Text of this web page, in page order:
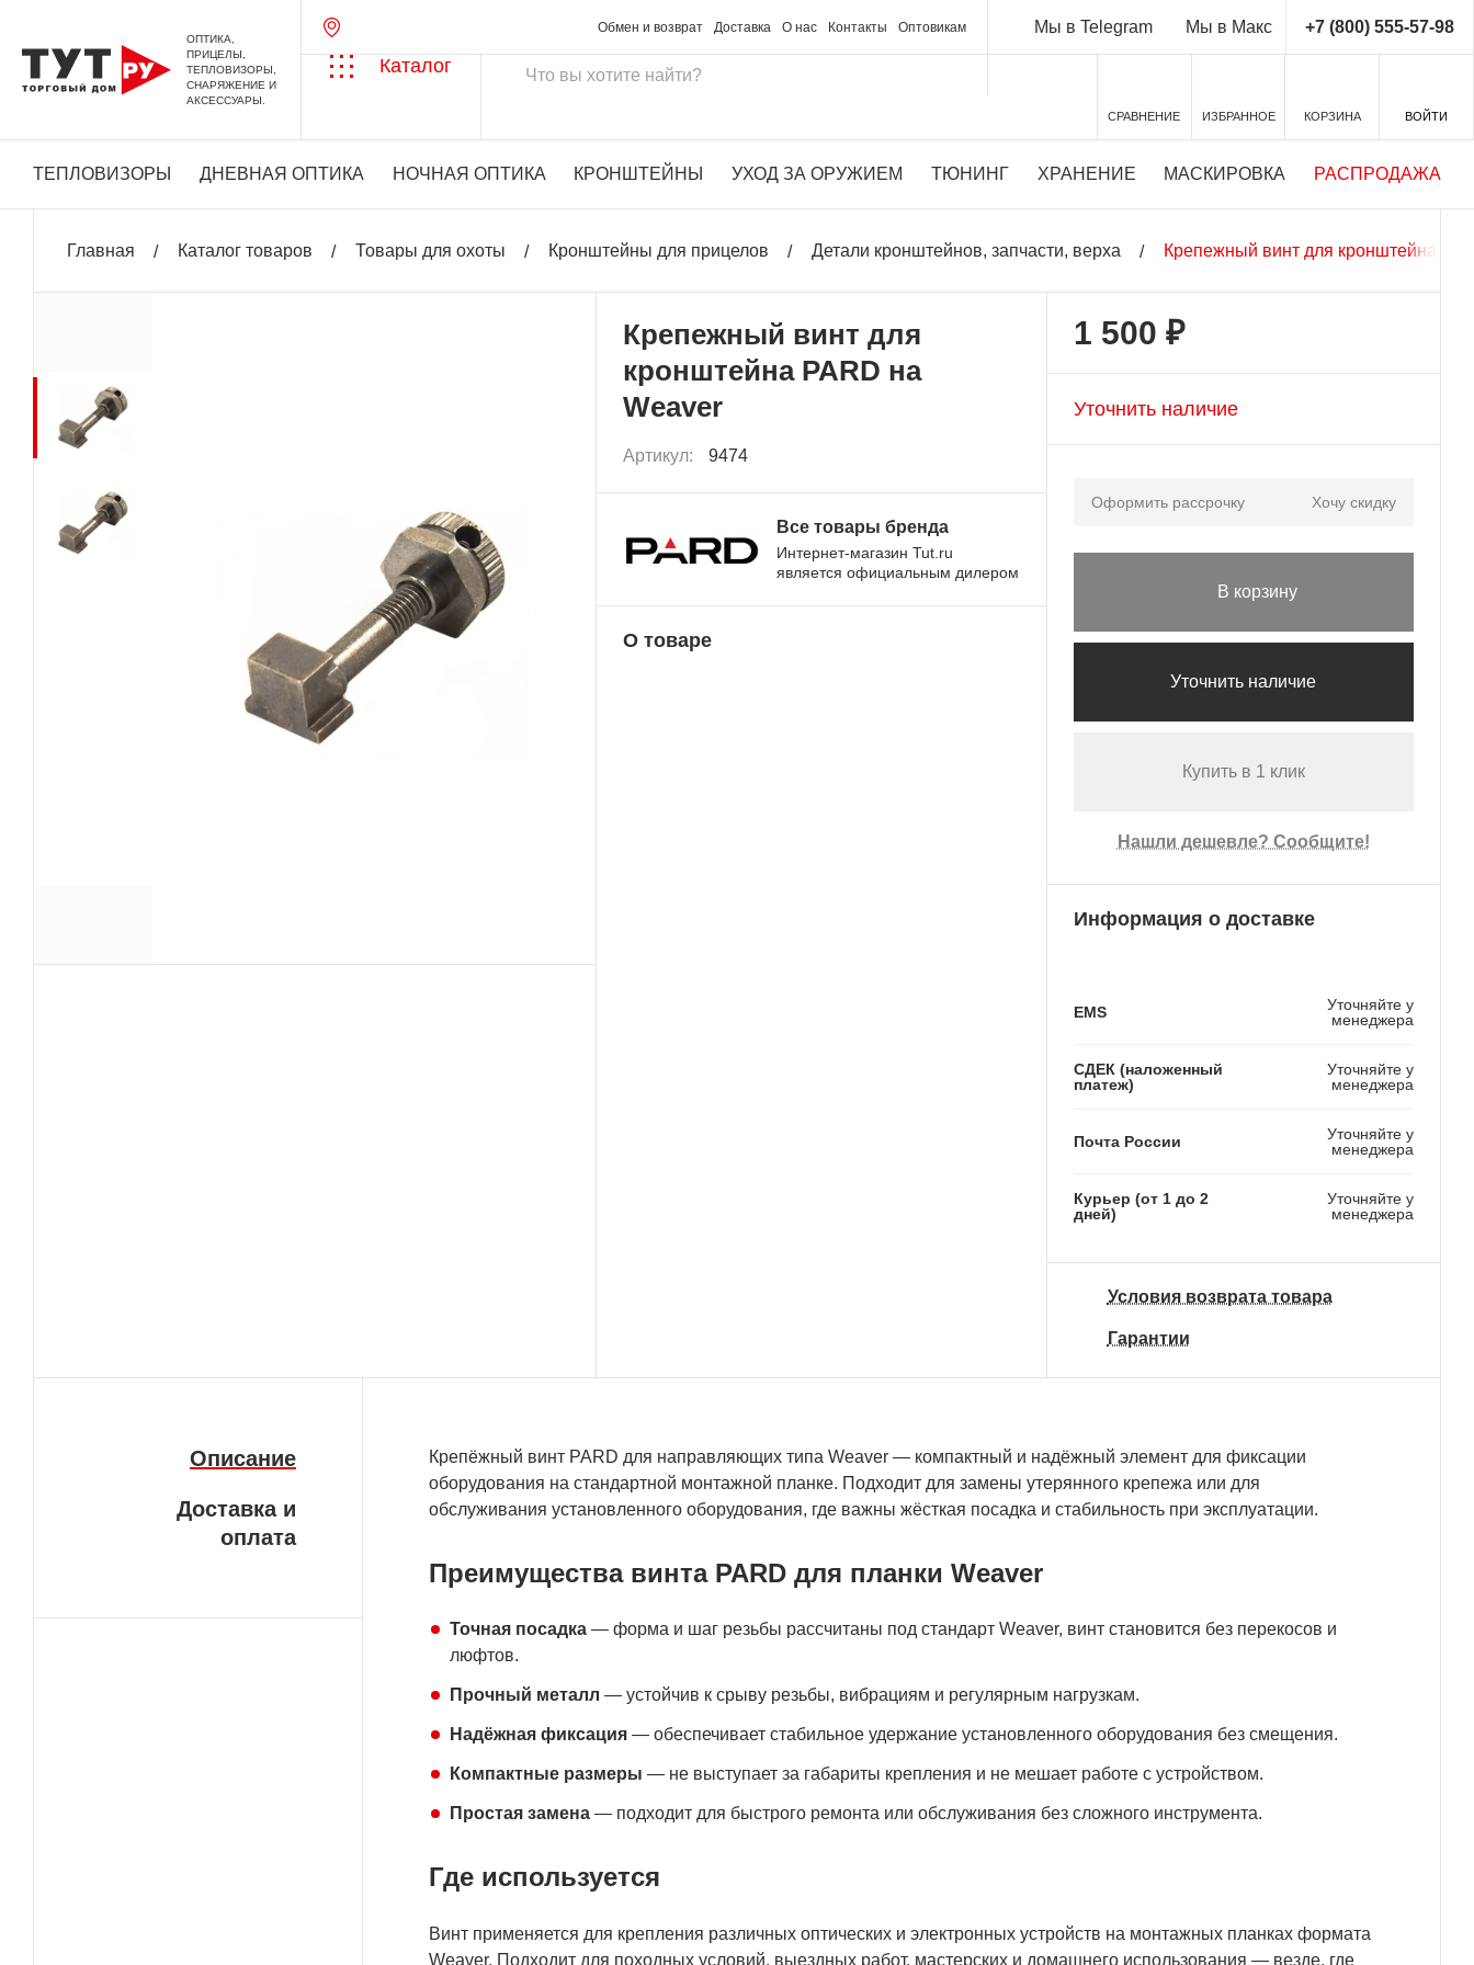
ОПТИКА,
ПРИЦЕЛЫ,
ТЕПЛОВИЗОРЫ,
СНАРЯЖЕНИЕ И
АКСЕССУАРЫ.
Обмен и возврат Доставка О нас Контакты Оптовикам Мы в Telegram Мы в Макс +7 (800) 555-57-98
Каталог
СРАВНЕНИЕ ИЗБРАННОЕ КОРЗИНА ВОЙТИ
ТЕПЛОВИЗОРЫ ДНЕВНАЯ ОПТИКА НОЧНАЯ ОПТИКА КРОНШТЕЙНЫ УХОД ЗА ОРУЖИЕМ ТЮНИНГ ХРАНЕНИЕ МАСКИРОВКА РАСПРОДАЖА
Главная Каталог товаров Товары для охоты Кронштейны для прицелов Детали кронштейнов, запчасти, верха Крепежный винт для кронштейна
Крепежный винт для
кронштейна PARD на
Weaver
Артикул: 9474
Все товары бренда
Интернет-магазин Tut.ru
является официальным дилером
О товаре
1 500 ₽
Уточнить наличие
Оформить рассрочку Хочу скидку
В корзину
Уточнить наличие
Купить в 1 клик
Нашли дешевле? Сообщите!
Информация о доставке
EMS
Уточняйте у
менеджера
СДЕК (наложенный
платеж)
Уточняйте у
менеджера
Почта России
Уточняйте у
менеджера
Курьер (от 1 до 2
дней)
Уточняйте у
менеджера
Условия возврата товара
Гарантии
Описание
Доставка и
оплата
Крепёжный винт PARD для направляющих типа Weaver — компактный и надёжный элемент для фиксации
оборудования на стандартной монтажной планке. Подходит для замены утерянного крепежа или для
обслуживания установленного оборудования, где важны жёсткая посадка и стабильность при эксплуатации.
Преимущества винта PARD для планки Weaver
Точная посадка — форма и шаг резьбы рассчитаны под стандарт Weaver, винт становится без перекосов и
люфтов.
Прочный металл — устойчив к срыву резьбы, вибрациям и регулярным нагрузкам.
Надёжная фиксация — обеспечивает стабильное удержание установленного оборудования без смещения.
Компактные размеры — не выступает за габариты крепления и не мешает работе с устройством.
Простая замена — подходит для быстрого ремонта или обслуживания без сложного инструмента.
Где используется
Винт применяется для крепления различных оптических и электронных устройств на монтажных планках формата
Weaver. Подходит для походных условий, выездных работ, мастерских и домашнего использования — везде, где